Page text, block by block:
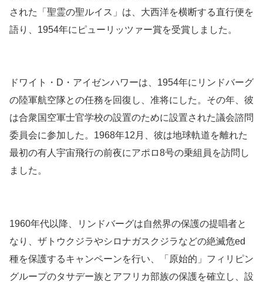
された「聖霊の聖ルイス」は、大西洋を横断する直行便を
語り、1954年にピューリッツァー賞を受賞しました。
ドワイト・D・アイゼンハワーは、1954年にリンドバーグ
の陸軍航空隊との任務を回復し、准将にした。その年、彼
は合衆国空軍士官学校の設置のために設置された議会諮問
委員会に参加した。1968年12月、彼は地球軌道を離れた
最初の有人宇宙飛行の前夜にアポロ8号の乗組員を訪問し
ました。
1960年代以降、リンドバーグは自然界の保護の提唱者と
なり、ザトウクジラやシロナガスクジラなどの絶滅危ed
種を保護するキャンペーンを行い、「原始的」フィリピン
グループのタサデー族とアフリカ部族の保護を確立し、設